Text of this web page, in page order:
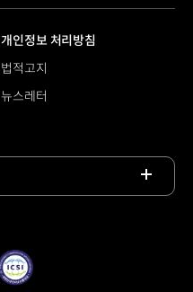
tv
개인정보 처리방침
법적고지
뉴스레터